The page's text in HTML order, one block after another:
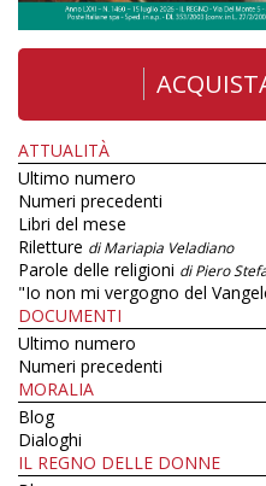
ATTUALITÀ
Ultimo numero
Numeri precedenti
Libri del mese
Riletture di Mariapia Veladiano
Parole delle religioni di Piero
"Io non mi vergogno del
DOCUMENTI
Ultimo numero
Numeri precedenti
MORALIA
Blog
Dialoghi
IL REGNO DELLE DONNE